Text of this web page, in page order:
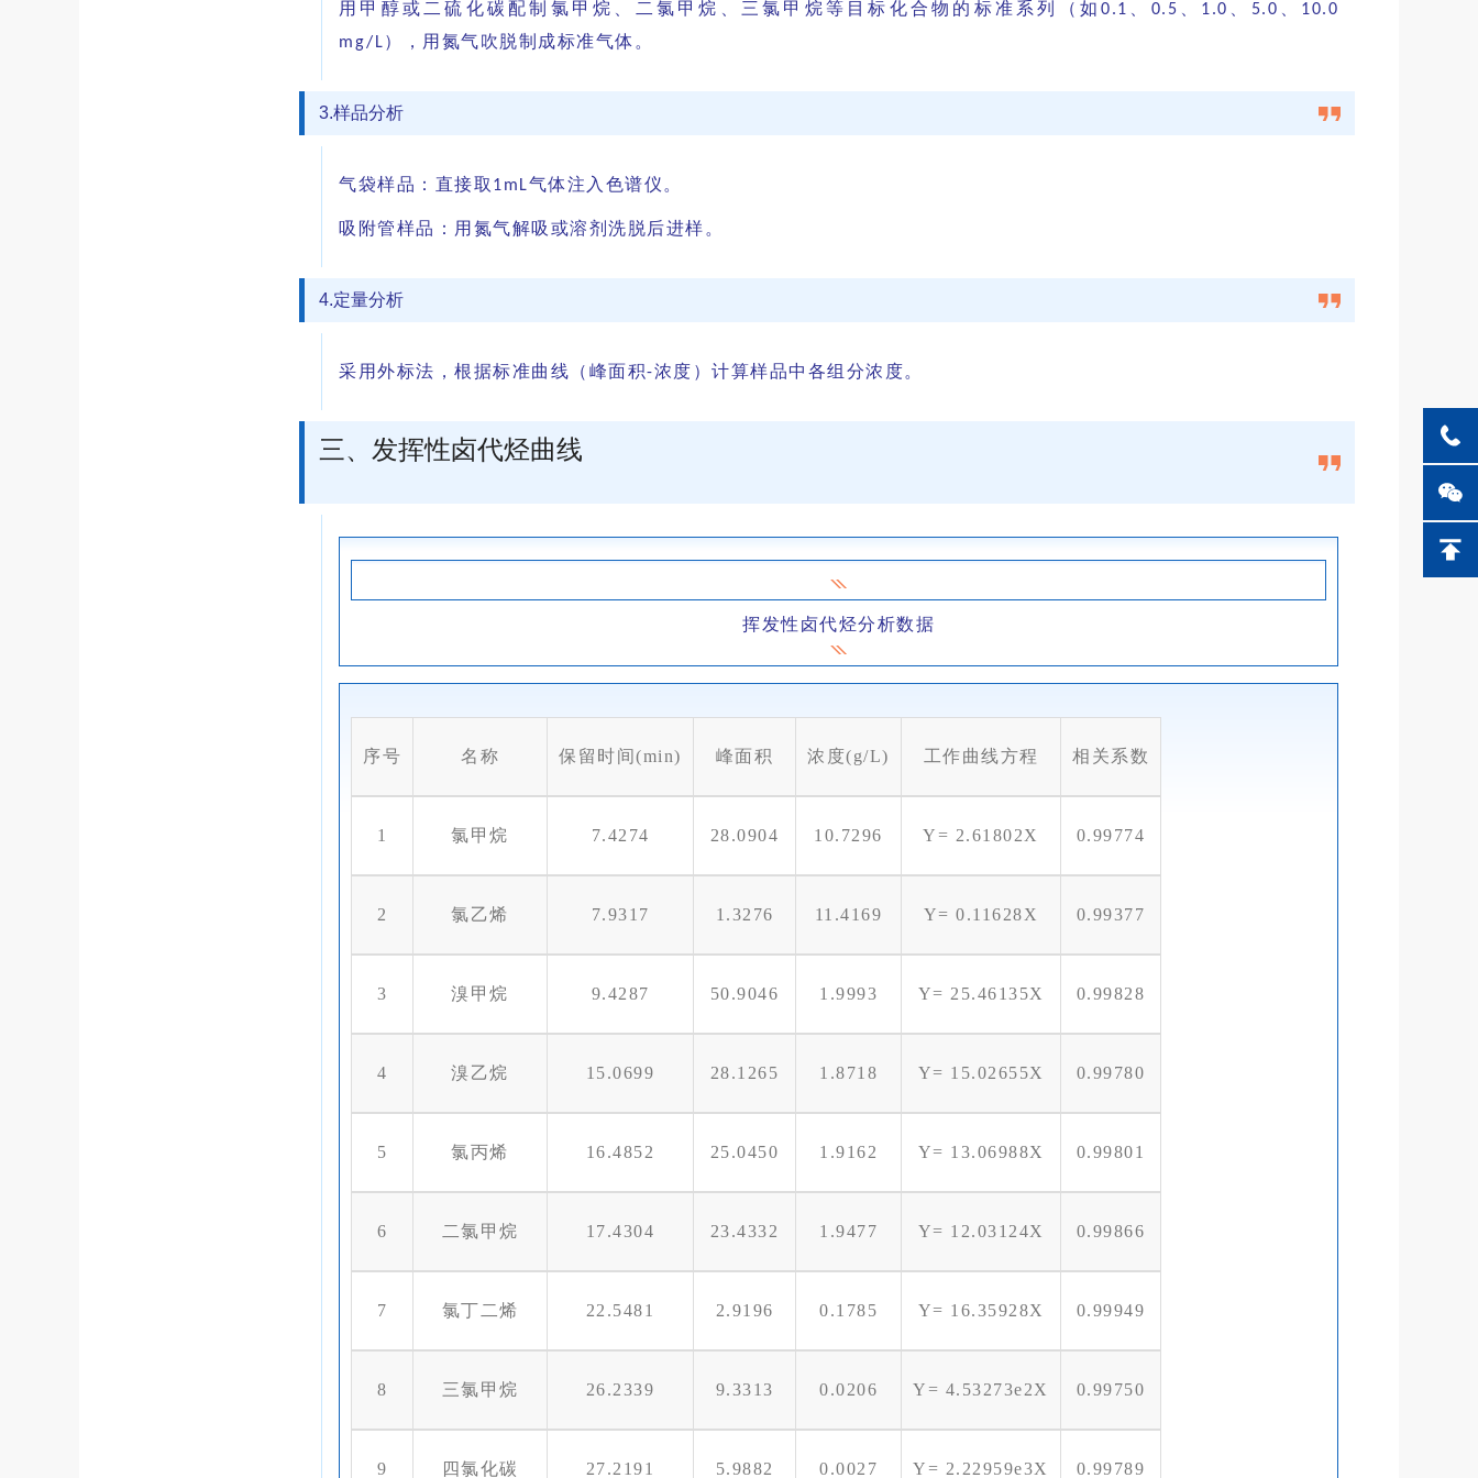
用甲醇或二硫化碳配制氯甲烷、二氯甲烷、三氯甲烷等目标化合物的标准系列（如 0.1 、 0.5 、 1.0 、 5.0 、 10.0
mg/L），用氮气吹脱制成标准气体。
3.样品分析
气袋样品：直接取 1mL气体注入色谱仪。
吸附管样品：用氮气解吸或溶剂洗脱后进样。
4.定量分析
采用外标法，根据标准曲线（峰面积-浓度）计算样品中各组分浓度。
三、发挥性卤代烃曲线
挥发性卤代烃分析数据
序号 名称 保留时间(min) 峰面积 浓度(g/L) 工作曲线方程 相关系数
1 氯甲烷 7.4274 28.0904 10.7296 Y= 2.61802X 0.99774
2 氯乙烯 7.9317 1.3276 11.4169 Y= 0.11628X 0.99377
3 溴甲烷 9.4287 50.9046 1.9993 Y= 25.46135X 0.99828
4 溴乙烷 15.0699 28.1265 1.8718 Y= 15.02655X 0.99780
5 氯丙烯 16.4852 25.0450 1.9162 Y= 13.06988X 0.99801
6 二氯甲烷 17.4304 23.4332 1.9477 Y= 12.03124X 0.99866
7 氯丁二烯 22.5481 2.9196 0.1785 Y= 16.35928X 0.99949
8 三氯甲烷 26.2339 9.3313 0.0206 Y= 4.53273e2X 0.99750
9 四氯化碳 27.2191 5.9882 0.0027 Y= 2.22959e3X 0.99789